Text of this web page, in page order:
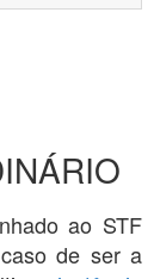
ao STF
de ser a